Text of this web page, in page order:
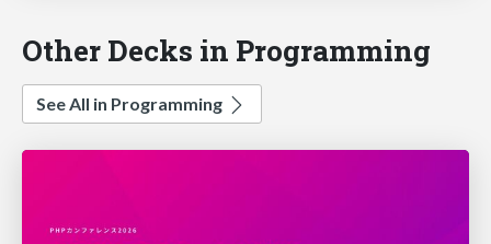
Other Decks in Programming
See All in Programming